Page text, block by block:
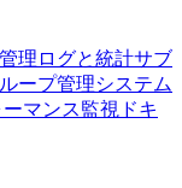
理 ログと統計サブ
ープ管理システム
マンス監視 ドキ